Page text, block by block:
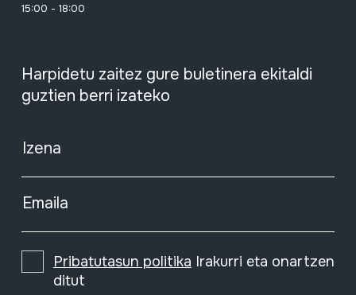
15:00 - 18:00
Harpidetu zaitez gure buletinera ekitaldi
guztien berri izateko
Izena
Emaila
Pribatutasun politika Irakurri eta onartzen
ditut